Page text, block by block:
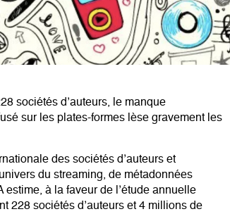
sociétés d’auteurs, le manque
sur les plates-formes lèse gravement les
des sociétés d’auteurs et
du streaming, de métadonnées
estime, à la faveur de l’étude annuelle
228 sociétés d’auteurs et 4 millions de